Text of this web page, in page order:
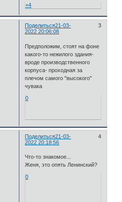
+4
Поделиться 3
21-03-
2022 20:06:08
Предположим, стоят на фоне
какого-то нежилого здания-
вроде производственного
корпуса- проходная за
плечом самого "высокого"
чувака
0
Поделиться 4
21-03-
2022 20:18:56
Что-то знакомое...
Женя, это опять Ленинский?
0